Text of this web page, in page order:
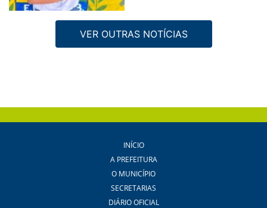
VER OUTRAS NOTÍCIAS
INÍCIO
A PREFEITURA
O MUNICÍPIO
SECRETARIAS
DIÁRIO OFICIAL